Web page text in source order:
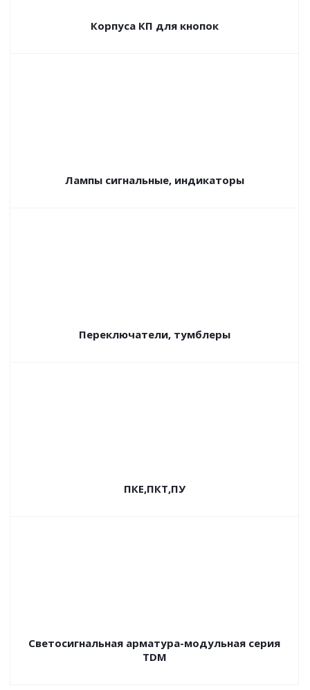
Корпуса КП для кнопок
Лампы сигнальные, индикаторы
Переключатели, тумблеры
ПКЕ,ПКТ,ПУ
Светосигнальная арматура-модульная серия
TDM